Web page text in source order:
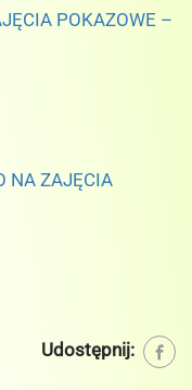
POKAZOWE –
NA ZAJĘCIA
Udostępnij: